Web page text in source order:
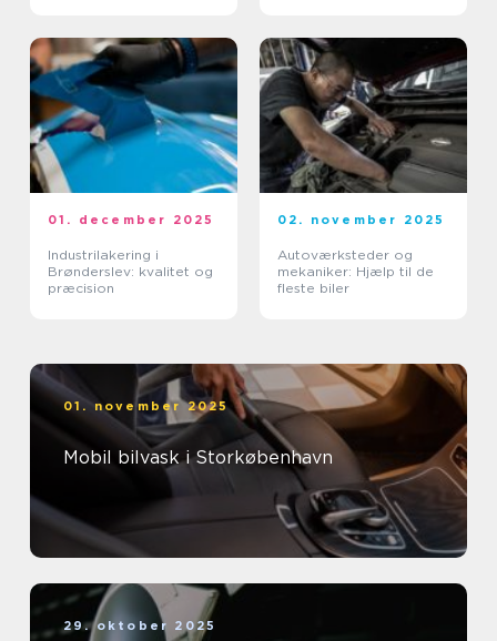
01. december 2025
Industrilakering i
Brønderslev: kvalitet og
præcision
02. november 2025
Autoværksteder og
mekaniker: Hjælp til de
fleste biler
01. november 2025
Mobil bilvask i Storkøbenhavn
29. oktober 2025